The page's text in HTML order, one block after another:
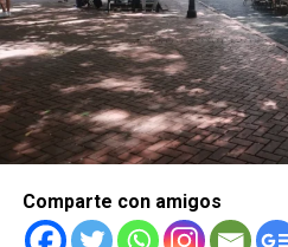
Comparte con amigos